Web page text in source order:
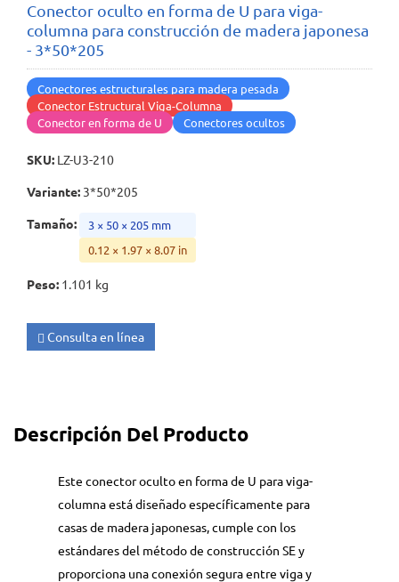
Conector oculto en forma de U para viga-
columna para construcción de madera japonesa
- 3*50*205
Conectores estructurales para madera pesada
Conector Estructural Viga-Columna
Conector en forma de U
Conectores ocultos
SKU: LZ-U3-210
Variante: 3*50*205
Tamaño:
3 × 50 × 205 mm
0.12 × 1.97 × 8.07 in
Peso: 1.101 kg
Consulta en línea
Descripción Del Producto
Este conector oculto en forma de U para viga-
columna está diseñado específicamente para
casas de madera japonesas, cumple con los
estándares del método de construcción SE y
proporciona una conexión segura entre viga y